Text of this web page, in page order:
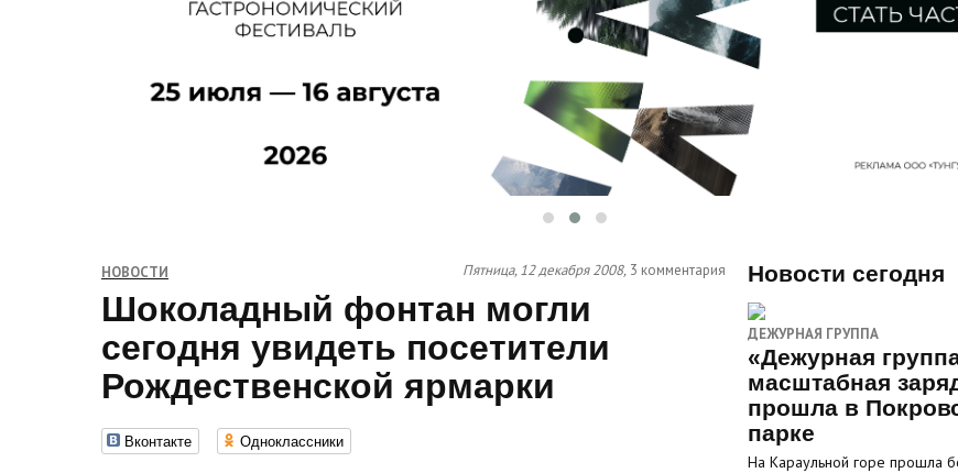
НОВОСТИ Пятница, 12 декабря 2008, 3 комментария
Шоколадный фонтан могли
сегодня увидеть посетители
Рождественской ярмарки
Вконтакте Одноклассники
Новости сегодня
ДЕЖУРНАЯ ГРУППА
«Дежурная
масштабная
прошла в
парке
На Караульной горе прошла